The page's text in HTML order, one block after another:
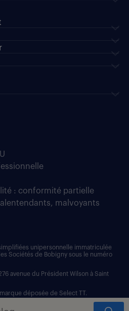
: conformité partielle
malvoyants
unipersonnelle immatriculée
Sociétés de Bobigny sous le numéro
avenue du Président Wilson à Saint
déposée de Select TT.